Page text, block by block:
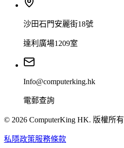
沙田石門安麗街18號
達利廣場1209室
Info@computerking.hk
電郵查詢
© 2026 ComputerKing HK. 版權所有
私隱政策服務條款